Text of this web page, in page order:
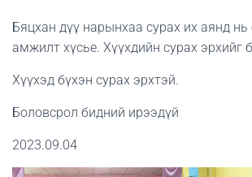
Бяцхан дүү нарынхаа сурах их аянд
амжилт хүсье. Хүүхдийн сурах эрхийг
Хүүхэд бүхэн сурах эрхтэй.
Боловсрол бидний ирээдүй
2023.09.04